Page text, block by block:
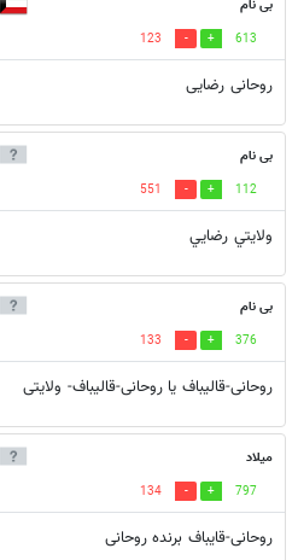
بی نام
613
123
روحانی رضایی
بی نام
112
551
ولايتي رضايي
بی نام
376
133
روحانی-قالیباف یا روحانی-قالیباف- ولایتی
میلاد
797
134
روحانی-قایباف برنده روحانی